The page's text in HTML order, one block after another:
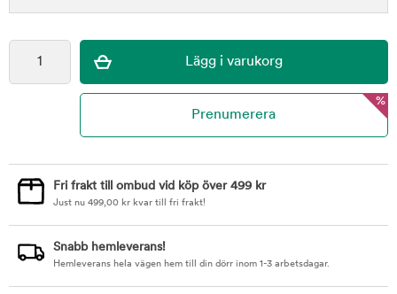
%
Fri frakt till ombud vid köp över 499 kr
Just nu 499,00 kr kvar till fri frakt!
Snabb hemleverans!
Hemleverans hela vägen hem till din dörr inom 1-3 arbetsdagar.